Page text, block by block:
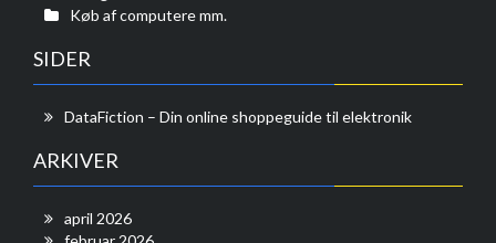
Køb af computere mm.
SIDER
DataFiction – Din online shoppeguide til elektronik
ARKIVER
april 2026